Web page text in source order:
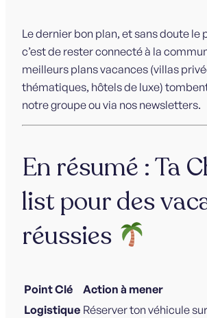
Le dernier bon plan, et sans doute le
c’est de rester connecté à la
meilleurs plans vacances (villas
thématiques, hôtels de luxe)
notre groupe ou via nos newsletters.
En résumé : Ta
list pour des
réussies
Point Clé
Action à mener
Logistique Réserver ton véhicule sur